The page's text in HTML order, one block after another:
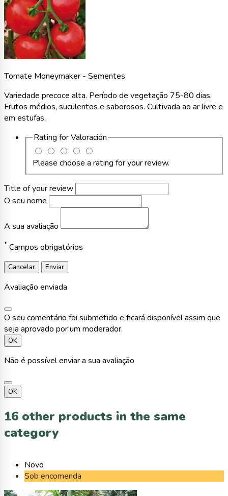
Tomate Moneymaker - Sementes
Variedade precoce alta. Período de vegetação 75-80 dias.
Frutos médios, suculentos e saborosos. Cultivada ao ar livre e
em estufas.
Rating forValoración
Please choose a rating for your review.
Title of your review
O seu nome
A sua avaliação
* Campos obrigatórios
Cancelar Enviar
Avaliação enviada
O seu comentário foi submetido e ficará disponível assim que
seja aprovado por um moderador.
OK
Não é possível enviar a sua avaliação
OK
16 other products in the same
category
Novo
Sob encomenda